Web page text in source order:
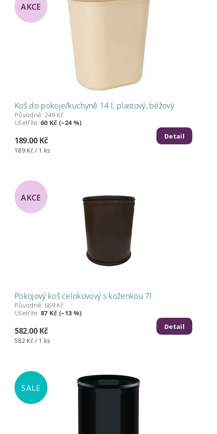
AKCE
Koš do pokoje/kuchyně 14 l, plastový, béžový
Původně: 249 Kč
Ušetříte:60 Kč (–24 %)
189.00 Kč
189 Kč / 1 ks
Detail
AKCE
Pokojový koš celokovový s koženkou 7l
Původně: 669 Kč
Ušetříte:87 Kč (–13 %)
582.00 Kč
582 Kč / 1 ks
Detail
SALE